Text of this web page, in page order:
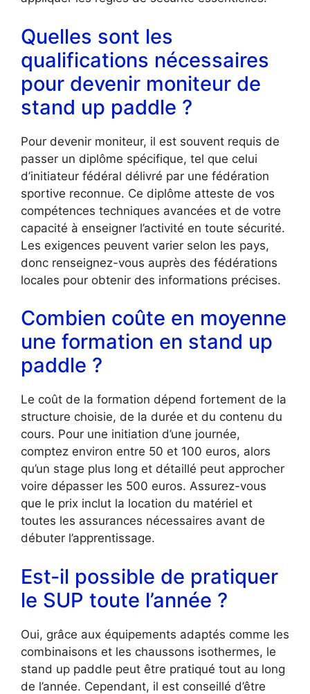
Quelles sont les
qualifications nécessaires
pour devenir moniteur de
stand up paddle ?
Pour devenir moniteur, il est souvent requis de
passer un diplôme spécifique, tel que celui
d’initiateur fédéral délivré par une fédération
sportive reconnue. Ce diplôme atteste de vos
compétences techniques avancées et de votre
capacité à enseigner l’activité en toute sécurité.
Les exigences peuvent varier selon les pays,
donc renseignez-vous auprès des fédérations
locales pour obtenir des informations précises.
Combien coûte en moyenne
une formation en stand up
paddle ?
Le coût de la formation dépend fortement de la
structure choisie, de la durée et du contenu du
cours. Pour une initiation d’une journée,
comptez environ entre 50 et 100 euros, alors
qu’un stage plus long et détaillé peut approcher
voire dépasser les 500 euros. Assurez-vous
que le prix inclut la location du matériel et
toutes les assurances nécessaires avant de
débuter l’apprentissage.
Est-il possible de pratiquer
le SUP toute l’année ?
Oui, grâce aux équipements adaptés comme les
combinaisons et les chaussons isothermes, le
stand up paddle peut être pratiqué tout au long
de l’année. Cependant, il est conseillé d’être